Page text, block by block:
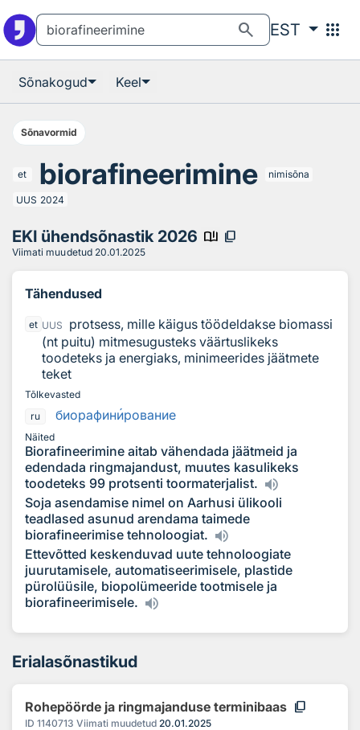
search EST apps
Sõnakogud Keel
Sõnavormid
et biorafineerimine nimisõna
UUS 2024
EKI ühendsõnastik 2026 book_ribbon content_copy
Viimati muudetud 20.01.2025
Tähendused
et UUS
protsess, mille käigus töödeldakse biomassi
(nt puitu) mitmesugusteks väärtuslikeks
toodeteks ja energiaks, minimeerides jäätmete
teket
Tõlkevasted
ru
биорафинирование
Näited
Biorafineerimine aitab vähendada jäätmeid ja
edendada ringmajandust, muutes kasulikeks
toodeteks 99 protsenti toormaterjalist.
Soja asendamise nimel on Aarhusi ülikooli
teadlased asunud arendama taimede
biorafineerimise tehnoloogiat.
Ettevõtted keskenduvad uute tehnoloogiate
juurutamisele, automatiseerimisele, plastide
pürolüüsile, biopolümeeride tootmisele ja
biorafineerimisele.
Erialasõnastikud
Rohepöörde ja ringmajanduse terminibaas content_copy
ID 1140713 Viimati muudetud 20.01.2025